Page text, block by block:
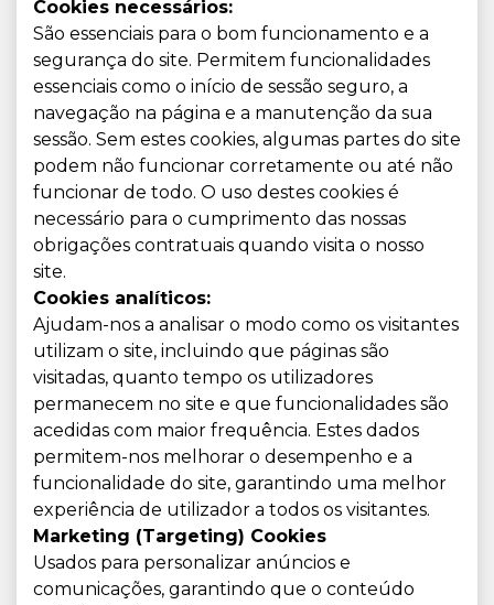
Cookies necessários:
São essenciais para o bom funcionamento e a
segurança do site. Permitem funcionalidades
essenciais como o início de sessão seguro, a
navegação na página e a manutenção da sua
sessão. Sem estes cookies, algumas partes do site
podem não funcionar corretamente ou até não
funcionar de todo. O uso destes cookies é
necessário para o cumprimento das nossas
obrigações contratuais quando visita o nosso
site.
Cookies analíticos:
Ajudam-nos a analisar o modo como os visitantes
utilizam o site, incluindo que páginas são
visitadas, quanto tempo os utilizadores
permanecem no site e que funcionalidades são
acedidas ​​com maior frequência. Estes dados
permitem-nos melhorar o desempenho e a
funcionalidade do site, garantindo uma melhor
experiência de utilizador a todos os visitantes.
Marketing (Targeting) Cookies
Usados para personalizar anúncios e
comunicações, garantindo que o conteúdo